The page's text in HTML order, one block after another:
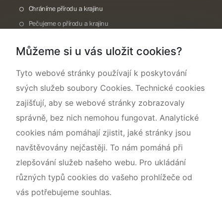
Chráníme přírodu a krajinu
Pečujeme o přírodu a krajinu
O nás
Můžeme si u vás uložit cookies?
Tyto webové stránky používají k poskytování
svých služeb soubory Cookies. Technické cookies
zajišťují, aby se webové stránky zobrazovaly
správně, bez nich nemohou fungovat. Analytické
cookies nám pomáhají zjistit, jaké stránky jsou
navštěvovány nejčastěji. To nám pomáhá při
zlepšování služeb našeho webu. Pro ukládání
různých typů cookies do vašeho prohlížeče od
vás potřebujeme souhlas.